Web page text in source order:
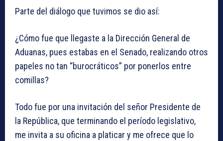
Parte del diálogo que tuvimos se dio así:
¿Cómo fue que llegaste a la Dirección General de
Aduanas, pues estabas en el Senado, realizando otros
papeles no tan “burocráticos” por ponerlos entre
comillas?
Todo fue por una invitación del señor Presidente de
la República, que terminando el período legislativo,
me invita a su oficina a platicar y me ofrece que lo